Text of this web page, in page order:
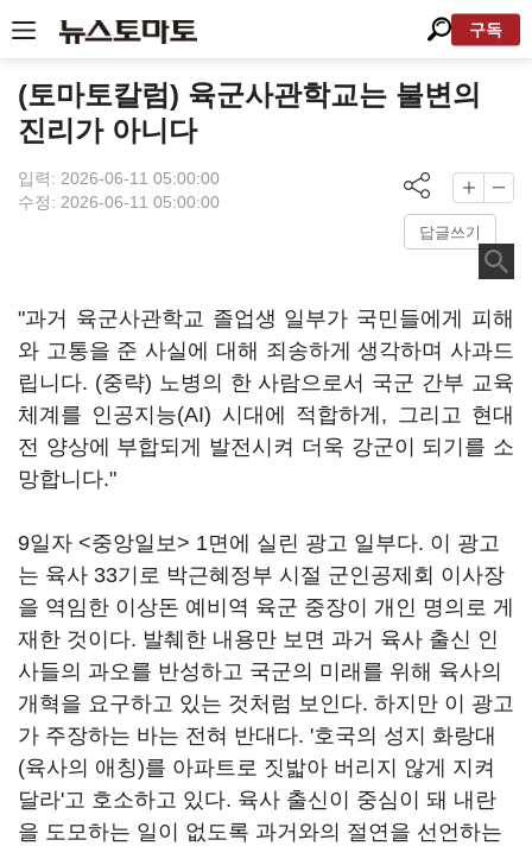
구독
(토마토칼럼) 육군사관학교는 불변의
진리가 아니다
입력: 2026-06-11 05:00:00
수정: 2026-06-11 05:00:00
답글쓰기
"과거 육군사관학교 졸업생 일부가 국민들에게 피해
와 고통을 준 사실에 대해 죄송하게 생각하며 사과드
립니다. (중략) 노병의 한 사람으로서 국군 간부 교육
체계를 인공지능(AI) 시대에 적합하게, 그리고 현대
전 양상에 부합되게 발전시켜 더욱 강군이 되기를 소
망합니다."
9일자 <중앙일보> 1면에 실린 광고 일부다. 이 광고
는 육사 33기로 박근혜정부 시절 군인공제회 이사장
을 역임한 이상돈 예비역 육군 중장이 개인 명의로 게
재한 것이다. 발췌한 내용만 보면 과거 육사 출신 인
사들의 과오를 반성하고 국군의 미래를 위해 육사의
개혁을 요구하고 있는 것처럼 보인다. 하지만 이 광고
가 주장하는 바는 전혀 반대다. '호국의 성지 화랑대
(육사의 애칭)를 아파트로 짓밟아 버리지 않게 지켜
달라'고 호소하고 있다. 육사 출신이 중심이 돼 내란
을 도모하는 일이 없도록 과거와의 절연을 선언하는